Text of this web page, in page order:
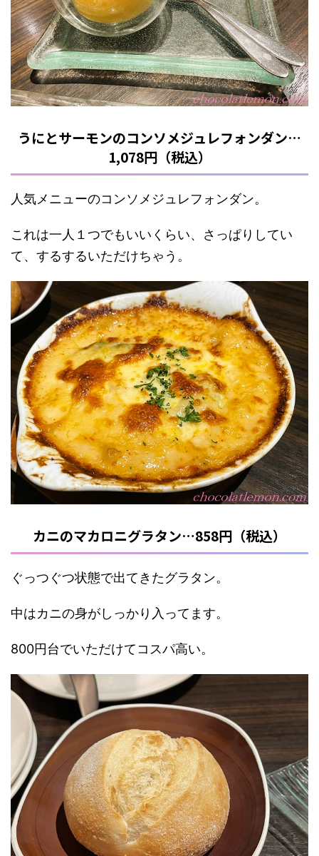
うにとサーモンのコンソメジュレフォンダン…
1,078円（税込）
人気メニューのコンソメジュレフォンダン。
これは一人１つでもいいくらい、さっぱりしてい
て、するするいただけちゃう。
カニのマカロニグラタン…858円（税込）
ぐっつぐつ状態で出てきたグラタン。
中はカニの身がしっかり入ってます。
800円台でいただけてコスパ高い。